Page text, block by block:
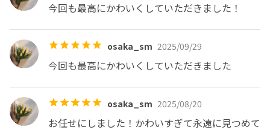
今回も最高にかわいくしていただきました！
osaka_sm 2025/09/29
今回も最高にかわいくしていただきました
osaka_sm 2025/08/20
お任せにしました！かわいすぎて永遠に見つめて